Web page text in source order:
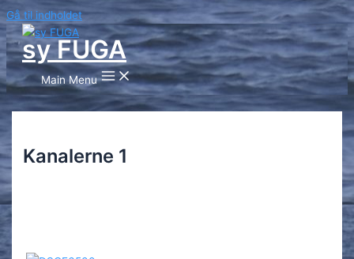
Gå til indholdet
sy FUGA
Main Menu
Kanalerne 1